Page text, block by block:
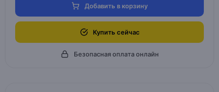
Добавить в корзину
Купить сейчас
Безопасная оплата онлайн